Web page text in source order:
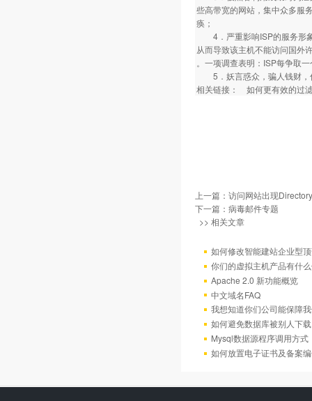
些高带宽的网站，集中众多服
痪；
4．严重影响ISP的服务形象
从而导致该主机不能访问国外
。一项调查表明：ISP每争取
5．妖言惑众，骗人钱财，
相关链接： 如何更有效的过
上一篇： 访问网站出现
下一篇： 病毒邮件专题
>> 相关文章
如何修改智能建站企业型
你们的虚拟主机产品有什
Apache 2.0 新功能概览
中文域名FAQ
我想知道你们公司能保障
如何避免数据库被别人下
Mysql数据源程序调用方
如何放置电子证书及备案